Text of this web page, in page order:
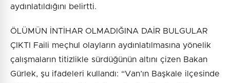
aydınlatıldığını belirtti.
ÖLÜMÜN İNTİHAR OLMADIĞINA DAİR BULGULAR
ÇIKTI Faili meçhul olayların aydınlatılmasına yönelik
çalışmaların titizlikle sürdüğünün altını çizen Bakan
Gürlek, şu ifadeleri kullandı: “Van’ın Başkale ilçesinde